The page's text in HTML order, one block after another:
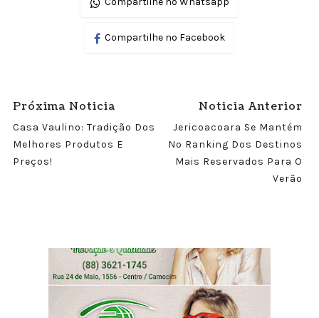
Compartilhe no Facebook
Próxima Noticia
Casa Vaulino: Tradição Dos
Melhores Produtos E
Preços!
Noticia Anterior
Jericoacoara Se Mantém
No Ranking Dos Destinos
Mais Reservados Para O
Verão